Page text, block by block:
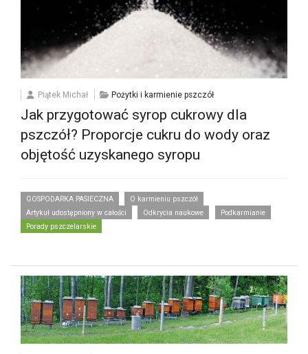
Piątek Michał Pożytki i karmienie pszczół
Jak przygotować syrop cukrowy dla
pszczół? Proporcje cukru do wody oraz
objętość uzyskanego syropu
GOSPODARKA PASIECZNA
O karmieniu pszczół
Artykuł udostępniony w całości
Odkrycia naukowe
Podkarmianie
Porady pszczelarskie